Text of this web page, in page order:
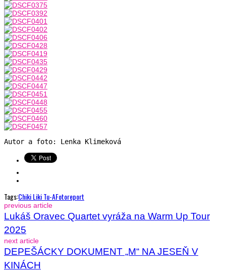
Autor a foto: Lenka Klimeková
Tags:Chiki Liki Tu-AFotoreport
previous article
Lukáš Oravec Quartet vyráža na Warm Up Tour
2025
next article
DEPEŠÁCKY DOKUMENT „M“ NA JESEŇ V
KINÁCH